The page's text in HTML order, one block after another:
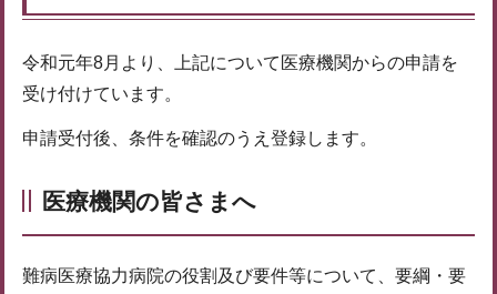
令和元年8月より、上記について医療機関からの申請を
受け付けています。
申請受付後、条件を確認のうえ登録します。
医療機関の皆さまへ
難病医療協力病院の役割及び要件等について、要綱・要